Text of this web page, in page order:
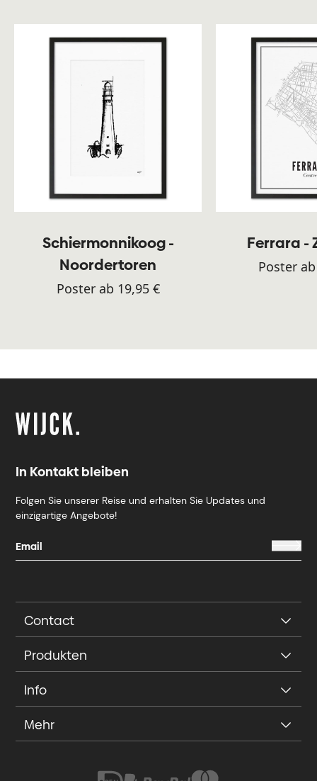
Schiermonnikoog -
Noordertoren
Poster ab 19,95 €
Ferrara -
Poster
In Kontakt bleiben
Folgen Sie unserer Reise und erhalten Sie Updates und
einzigartige Angebote!
Contact
Produkten
Info
Mehr